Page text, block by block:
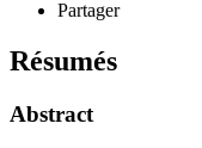
Partager
Résumés
Abstract